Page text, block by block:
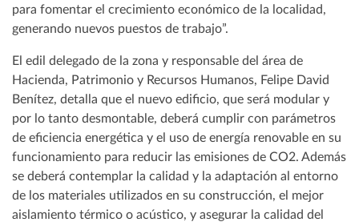
para fomentar el crecimiento económico de la localidad,
generando nuevos puestos de trabajo”.
El edil delegado de la zona y responsable del área de
Hacienda, Patrimonio y Recursos Humanos, Felipe David
Benítez, detalla que el nuevo edificio, que será modular y
por lo tanto desmontable, deberá cumplir con parámetros
de eficiencia energética y el uso de energía renovable en su
funcionamiento para reducir las emisiones de CO2. Además
se deberá contemplar la calidad y la adaptación al entorno
de los materiales utilizados en su construcción, el mejor
aislamiento térmico o acústico, y asegurar la calidad del